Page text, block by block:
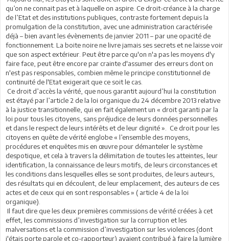
qu’on ne connait pas et à laquelle on aspire. Ce droit-créance à la charge
de l’Etat et des institutions publiques, contraste fortement depuis la
promulgation de la constitution, avec une administration caractérisée
déjà – bien avant les évènements de janvier 2011 – par une opacité de
fonctionnement. La boite noire ne livre jamais ses secrets et ne laisse voir
que son aspect extérieur. Peut être parce qu'on n'a pas les moyens d'y
faire face, peut être encore par crainte d'assumer des erreurs dont on
n'est pas responsables, combien même le principe constitutionnel de
continuité de l'Etat exigerait que ce soit le cas.
Ce droit d’accès la vérité, que nous garantit aujourd’hui la constitution
est étayé par l’article 2 de la loi organique du 24 décembre 2013 relative
à la justice transitionnelle, qui en fait également un « droit garanti par la
loi pour tous les citoyens, sans préjudice de leurs données personnelles
et dans le respect de leurs intérêts et de leur dignité ». Ce droit pour les
citoyens en quête de vérité englobe « l’ensemble des moyens,
procédures et enquêtes mis en œuvre pour démanteler le système
despotique, et cela à travers la délimitation de toutes les atteintes, leur
identification, la connaissance de leurs motifs, de leurs circonstances et
les conditions dans lesquelles elles se sont produites, de leurs auteurs,
des résultats qui en découlent, de leur emplacement, des auteurs de ces
actes et de ceux qui en sont responsables » ( article 4 de la loi
organique).
Il faut dire que les deux premières commissions de vérité créées à cet
effet, les commissions d’investigation sur la corruption et les
malversations et la commission d’investigation sur les violences (dont
j'étais porte parole et co-rapporteur) avaient contribué à faire la lumière